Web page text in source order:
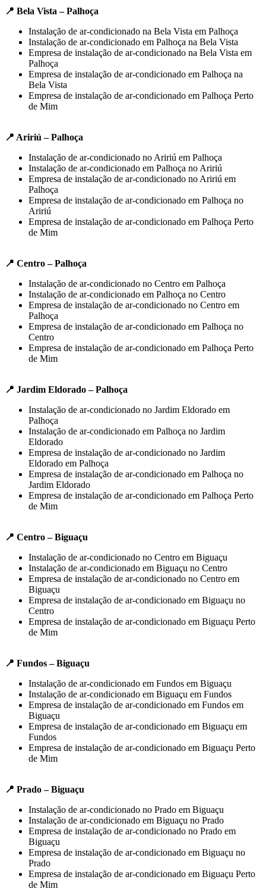
📍 Bela Vista – Palhoça
Instalação de ar-condicionado na Bela Vista em Palhoça
Instalação de ar-condicionado em Palhoça na Bela Vista
Empresa de instalação de ar-condicionado na Bela Vista em
Palhoça
Empresa de instalação de ar-condicionado em Palhoça na
Bela Vista
Empresa de instalação de ar-condicionado em Palhoça Perto
de Mim
📍 Aririú – Palhoça
Instalação de ar-condicionado no Aririú em Palhoça
Instalação de ar-condicionado em Palhoça no Aririú
Empresa de instalação de ar-condicionado no Aririú em
Palhoça
Empresa de instalação de ar-condicionado em Palhoça no
Aririú
Empresa de instalação de ar-condicionado em Palhoça Perto
de Mim
📍 Centro – Palhoça
Instalação de ar-condicionado no Centro em Palhoça
Instalação de ar-condicionado em Palhoça no Centro
Empresa de instalação de ar-condicionado no Centro em
Palhoça
Empresa de instalação de ar-condicionado em Palhoça no
Centro
Empresa de instalação de ar-condicionado em Palhoça Perto
de Mim
📍 Jardim Eldorado – Palhoça
Instalação de ar-condicionado no Jardim Eldorado em
Palhoça
Instalação de ar-condicionado em Palhoça no Jardim
Eldorado
Empresa de instalação de ar-condicionado no Jardim
Eldorado em Palhoça
Empresa de instalação de ar-condicionado em Palhoça no
Jardim Eldorado
Empresa de instalação de ar-condicionado em Palhoça Perto
de Mim
📍 Centro – Biguaçu
Instalação de ar-condicionado no Centro em Biguaçu
Instalação de ar-condicionado em Biguaçu no Centro
Empresa de instalação de ar-condicionado no Centro em
Biguaçu
Empresa de instalação de ar-condicionado em Biguaçu no
Centro
Empresa de instalação de ar-condicionado em Biguaçu Perto
de Mim
📍 Fundos – Biguaçu
Instalação de ar-condicionado em Fundos em Biguaçu
Instalação de ar-condicionado em Biguaçu em Fundos
Empresa de instalação de ar-condicionado em Fundos em
Biguaçu
Empresa de instalação de ar-condicionado em Biguaçu em
Fundos
Empresa de instalação de ar-condicionado em Biguaçu Perto
de Mim
📍 Prado – Biguaçu
Instalação de ar-condicionado no Prado em Biguaçu
Instalação de ar-condicionado em Biguaçu no Prado
Empresa de instalação de ar-condicionado no Prado em
Biguaçu
Empresa de instalação de ar-condicionado em Biguaçu no
Prado
Empresa de instalação de ar-condicionado em Biguaçu Perto
de Mim